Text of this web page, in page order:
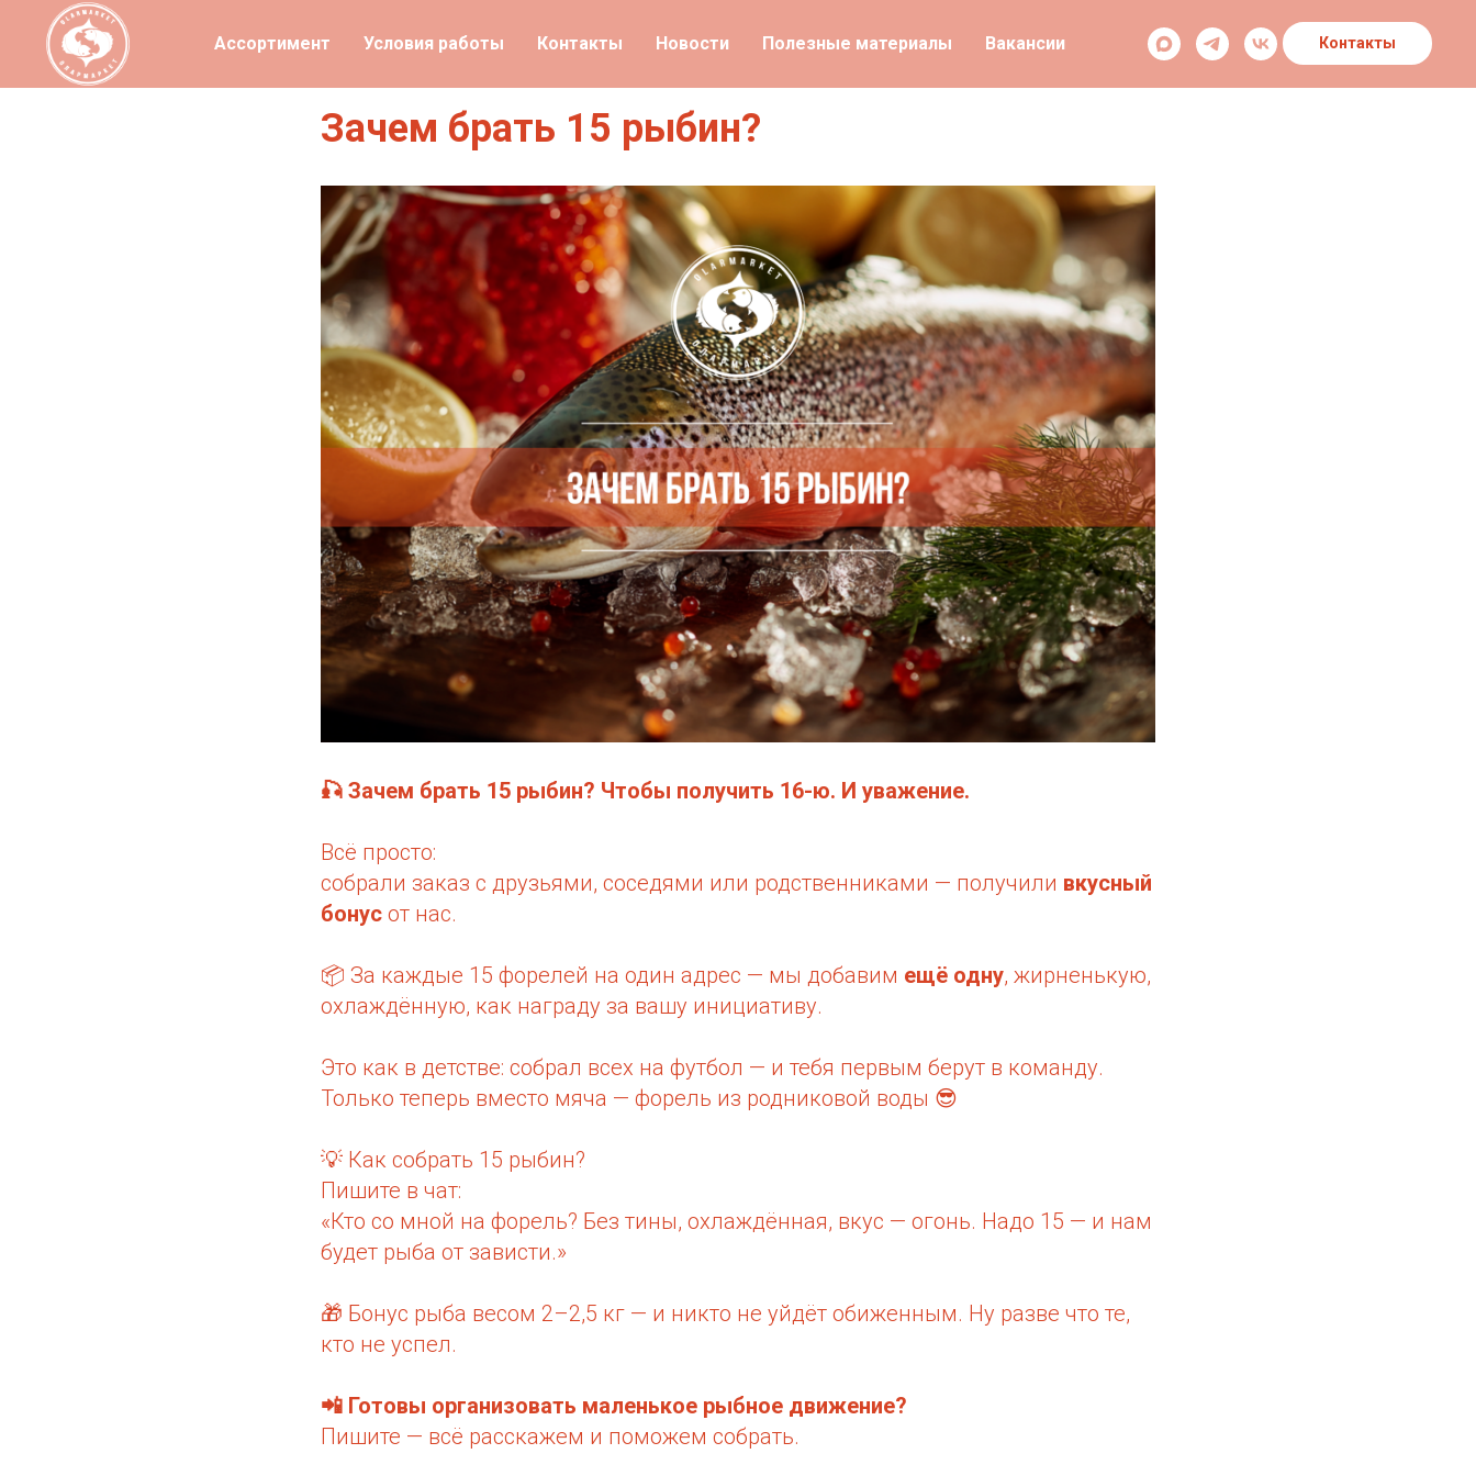
Ассортимент Условия работы Контакты Новости Полезные материалы Вакансии Контакты
Зачем брать 15 рыбин?
🎣 Зачем брать 15 рыбин? Чтобы получить 16-ю. И уважение.
Всё просто:
собрали заказ с друзьями, соседями или родственниками — получили вкусный
бонус от нас.
📦 За каждые 15 форелей на один адрес — мы добавим ещё одну, жирненькую,
охлаждённую, как награду за вашу инициативу.
Это как в детстве: собрал всех на футбол — и тебя первым берут в команду.
Только теперь вместо мяча — форель из родниковой воды 😎
💡 Как собрать 15 рыбин?
Пишите в чат:
«Кто со мной на форель? Без тины, охлаждённая, вкус — огонь. Надо 15 — и нам
будет рыба от зависти.»
🎁 Бонус рыба весом 2–2,5 кг — и никто не уйдёт обиженным. Ну разве что те,
кто не успел.
📲 Готовы организовать маленькое рыбное движение?
Пишите — всё расскажем и поможем собрать.